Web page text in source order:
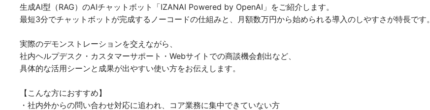
生成AI型（RAG）のAIチャットボット「IZANAI Powered by OpenAI」をご紹介します。
最短3分でチャットボットが完成するノーコードの仕組みと、月額数万円から始められる導入のしやすさが特長です。
実際のデモンストレーションを交えながら、
社内ヘルプデスク・カスタマーサポート・Webサイトでの商談機会創出など、
具体的な活用シーンと成果が出やすい使い方をお伝えします。
【こんな方におすすめ】
・社内外からの問い合わせ対応に追われ、コア業務に集中できていない方